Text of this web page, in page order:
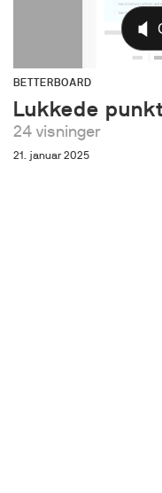
BETTERBOARD
Lukkede
24 visninger
21. januar 2025